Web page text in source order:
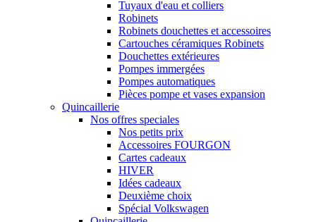
Tuyaux d'eau et colliers
Robinets
Robinets douchettes et accessoires
Cartouches céramiques Robinets
Douchettes extérieures
Pompes immergées
Pompes automatiques
Pièces pompe et vases expansion
Quincaillerie
Nos offres speciales
Nos petits prix
Accessoires FOURGON
Cartes cadeaux
HIVER
Idées cadeaux
Deuxième choix
Spécial Volkswagen